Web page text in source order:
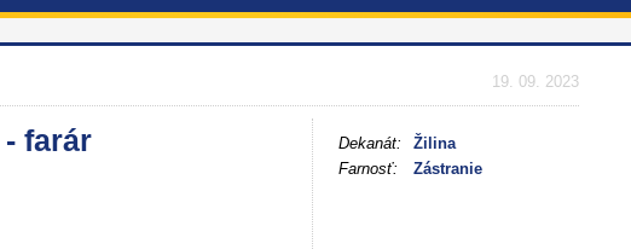
NAŠA
OBNOVA
TROJICE
SYNODA
19. 09. 2023
Dekanát:
Žilina
Farnosť:
Zástranie
farár